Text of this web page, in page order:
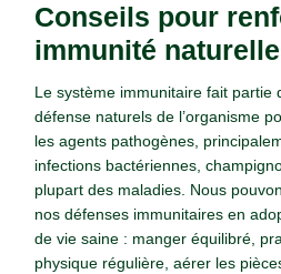
Conseils pour
immunité
Le système immunitaire fait partie
défense naturels de l’organisme
les agents pathogènes,
infections bactériennes,
plupart des maladies. Nous
nos défenses immunitaires en
de vie saine : manger équilibré,
physique régulière, aérer les